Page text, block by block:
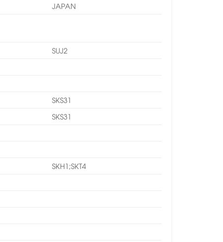
JAPAN
SUJ2
SKS31
SKS31
SKH1;SKT4